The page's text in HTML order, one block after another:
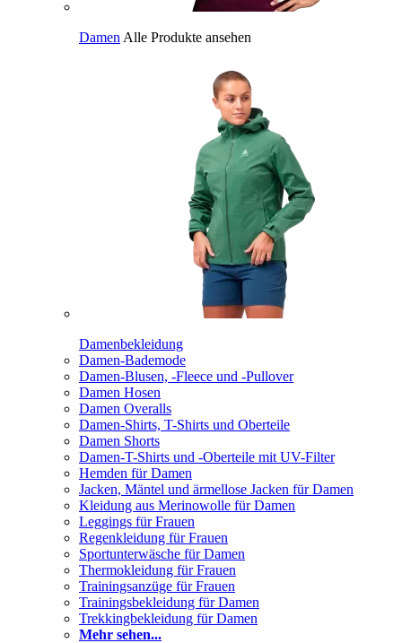
Damen Alle Produkte ansehen
Damenbekleidung
Damen-Bademode
Damen-Blusen, -Fleece und -Pullover
Damen Hosen
Damen Overalls
Damen-Shirts, T-Shirts und Oberteile
Damen Shorts
Damen-T-Shirts und -Oberteile mit UV-Filter
Hemden für Damen
Jacken, Mäntel und ärmellose Jacken für Damen
Kleidung aus Merinowolle für Damen
Leggings für Frauen
Regenkleidung für Frauen
Sportunterwäsche für Damen
Thermokleidung für Frauen
Trainingsanzüge für Frauen
Trainingsbekleidung für Damen
Trekkingbekleidung für Damen
Mehr sehen...